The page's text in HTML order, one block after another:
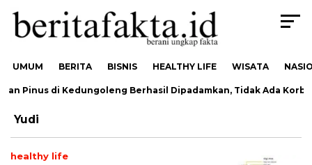
UMUM BERITA BISNIS HEALTHY LIFE WISATA
Pinus di Kedungoleng Berhasil Dipadamkan, Tidak Ada Korban
Yudi
healthy life